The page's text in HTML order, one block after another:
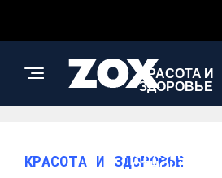
КРАСОТА И
ЗДОРОВЬЕ
ПСИХОЛОГИЯ И
ОТНОШЕНИЯ
КРАСОТА И ЗДОРОВЬЕ